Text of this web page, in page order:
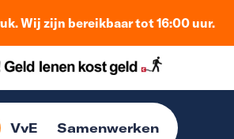
Wij zijn bereikbaar tot 16:00 uur.
VvE Samenwerken